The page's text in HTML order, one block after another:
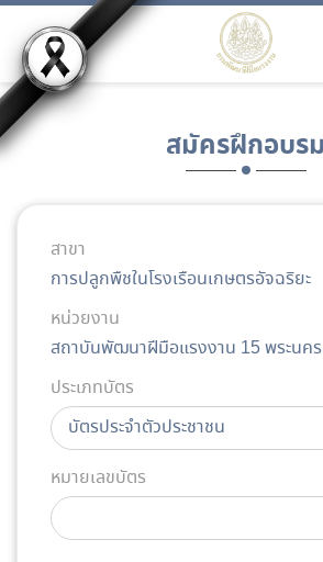
สมัครฝึกอบรม
สาขา
การปลูกพืชในโรงเรือนเกษตรอัจฉริยะ
หน่วยงาน
สถาบันพัฒนาฝีมือแรงงาน 15 พระนค
ประเภทบัตร
หมายเลขบัตร